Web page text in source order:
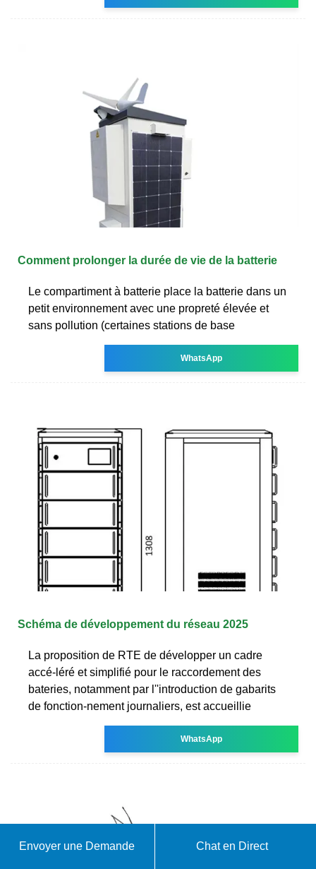
Comment prolonger la durée de vie de la batterie
Le compartiment à batterie place la batterie dans un
petit environnement avec une propreté élevée et
sans pollution (certaines stations de base
WhatsApp
Schéma de développement du réseau 2025
La proposition de RTE de développer un cadre
accé-léré et simplifié pour le raccordement des
bateries, notamment par l''introduction de gabarits
de fonction-nement journaliers, est accueillie
WhatsApp
Envoyer une Demande Chat en Direct